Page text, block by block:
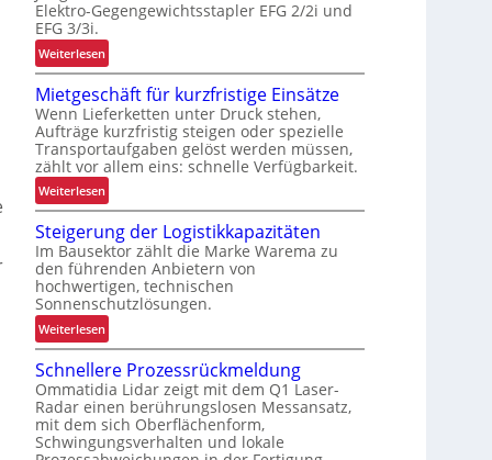
r
a
x
s
t
e
s
t
s
e
i
t
s
s
i
c
h
e
r
e
i
t
d
u
r
c
h
L
E
D
Elektro-Gegengewichtsstapler EFG 2/2i und
EFG 3/3i.
Weiterlesen:
N
e
u
e
E
F
G
B
a
u
r
i
h
e
n
j
e
Mietgeschäft für kurzfristige Einsätze
Wenn Lieferketten unter Druck stehen,
Aufträge kurzfristig steigen oder spezielle
Transportaufgaben gelöst werden müssen,
zählt vor allem eins: schnelle Verfügbarkeit.
Weiterlesen:
M
i
e
t
g
e
s
h
ä
f
t
Steigerung der Logistikkapazitäten
Im Bausektor zählt die Marke Warema zu
den führenden Anbietern von
hochwertigen, technischen
Sonnenschutzlösungen.
Weiterlesen:
S
t
e
i
g
e
Schnellere Prozessrückmeldung
Ommatidia Lidar zeigt mit dem Q1 Laser-
Radar einen berührungslosen Messansatz,
mit dem sich Oberflächenform,
Schwingungsverhalten und lokale